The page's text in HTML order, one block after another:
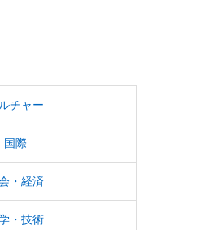
チャー
国際
・経済
・技術